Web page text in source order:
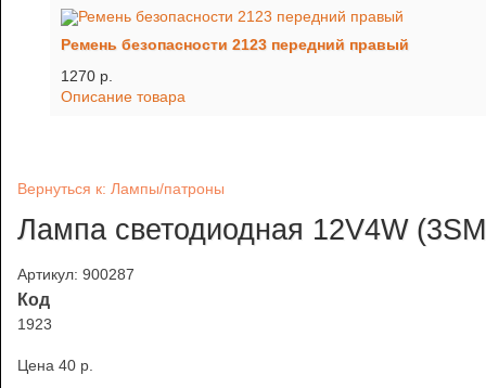
Ремень безопасности 2123 передний правый
1270 p.
Описание товара
Вернуться к: Лампы/патроны
Лампа светодиодная 12V4W
Артикул: 900287
Код
1923
Цена 40 p.